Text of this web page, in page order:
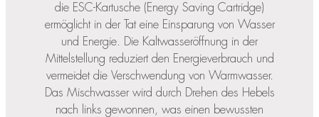
die ESC-Kartusche (Energy Saving Cartridge)
ermöglicht in der Tat eine Einsparung von Wasser
und Energie. Die Kaltwasseröffnung in der
Mittelstellung reduziert den Energieverbrauch und
vermeidet die Verschwendung von Warmwasser.
Das Mischwasser wird durch Drehen des Hebels
nach links gewonnen, was einen bewussten